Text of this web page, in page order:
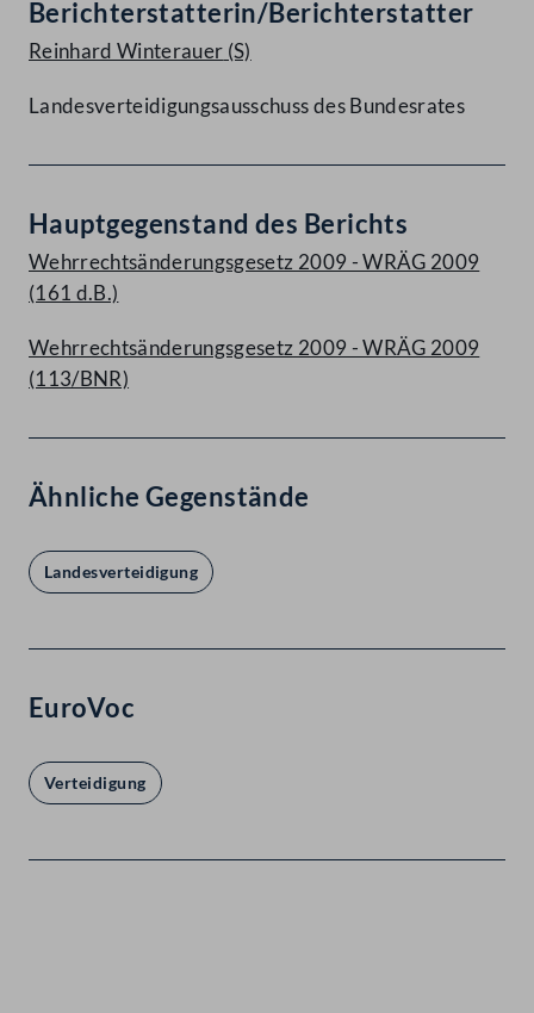
Berichterstatterin/Berichterstatter
Reinhard Winterauer (S)
Landesverteidigungsausschuss des Bundesrates
Hauptgegenstand des Berichts
Wehrrechtsänderungsgesetz 2009 - WRÄG 2009
(161 d.B.)
Wehrrechtsänderungsgesetz 2009 - WRÄG 2009
(113/BNR)
Ähnliche Gegenstände
Landesverteidigung
EuroVoc
Verteidigung